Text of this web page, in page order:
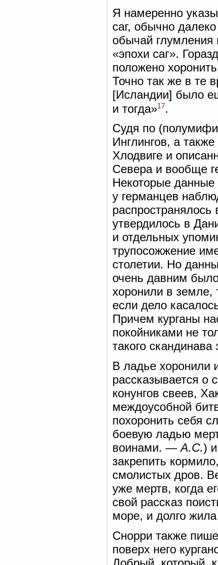
Я намеренно
саг, обычно
обычай глумления
«эпохи саг».
положено
Точно так же в те
[Исландии] было
и тогда»17.
Судя по
Инглингов, а
Хлодвиге и
Севера и вообще
Некоторые данные
у германцев
утвердилось в
и отдельных
трупосожжение
столетии. Но
очень давним
хоронили в земле,
если дело
Причем курганы
покойниками не
такого
В ладье хоронили
рассказывается о
конунгов свеев,
междоусобной
похоронить себя
боевую ладью
воинами. —А.С.)
закрепить
смолистых дров.
уже мертв, когда
свой рассказ
море, и долго
Снорри также
поверх него